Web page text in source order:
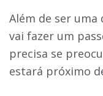
Além de ser uma
vai fazer um
precisa se
estará próximo